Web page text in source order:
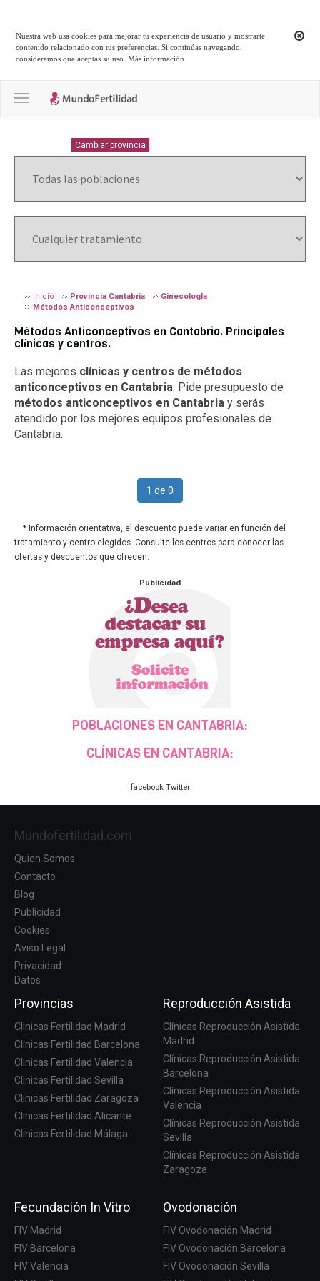
Nuestra web usa cookies para mejorar tu experiencia de usuario y mostrarte
contenido relacionado con tus preferencias. Si continúas navegando,
consideramos que aceptas su uso.Más información
Toggle navigation
Cambiar provincia
Inicio Provincia Cantabria
GinecologÍa
Métodos Anticonceptivos
Métodos Anticonceptivos en Cantabria. Principales
clínicas y centros.
Las mejores clínicas y centros de métodos
anticonceptivos en Cantabria. Pide presupuesto de
métodos anticonceptivos en Cantabria y serás
atendido por los mejores equipos profesionales de
Cantabria.
1 de 0
* Información orientativa, el descuento puede variar en función del
tratamiento y centro elegidos. Consulte los centros para conocer las
ofertas y descuentos que ofrecen.
Publicidad
POBLACIONES EN CANTABRIA:
CLÍNICAS EN CANTABRIA:
facebook Twitter
Mundofertilidad.com
Quien Somos
Contacto
Blog
Publicidad
Cookies
Aviso Legal
Privacidad
Datos
Provincias
Clinicas Fertilidad Madrid
Clinicas Fertilidad Barcelona
Clinicas Fertilidad Valencia
Clinicas Fertilidad Sevilla
Clinicas Fertilidad Zaragoza
Clinicas Fertilidad Alicante
Clinicas Fertilidad Málaga
Reproducción Asistida
Clínicas Reproducción Asistida
Madrid
Clínicas Reproducción Asistida
Barcelona
Clínicas Reproducción Asistida
Valencia
Clínicas Reproducción Asistida
Sevilla
Clínicas Reproducción Asistida
Zaragoza
Fecundación In Vitro
FIV Madrid
FIV Barcelona
FIV Valencia
Ovodonación
FIV Ovodonación Madrid
FIV Ovodonación Barcelona
FIV Ovodonación Sevilla